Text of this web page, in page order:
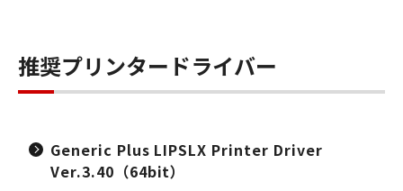
推奨プリンタードライバー
Generic Plus LIPSLX Printer Driver
Ver.3.40（64bit）